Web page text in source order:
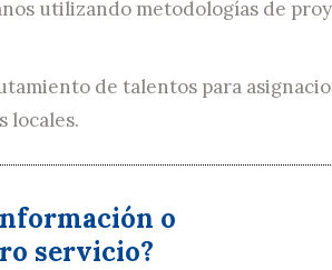
utilizando metodologías de
de talentos para
locales.
o
servicio?